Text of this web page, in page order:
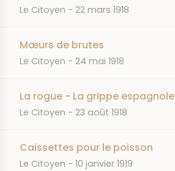
JOURNAL
Le Citoyen DATE
22 mars 1918
Mœurs de brutes
JOURNAL
Le Citoyen DATE
24 mai 1918
La rogue - La grippe espagnole
JOURNAL
Le Citoyen DATE
23 août 1918
Caissettes pour le poisson
JOURNAL
Le Citoyen DATE
10 janvier 1919